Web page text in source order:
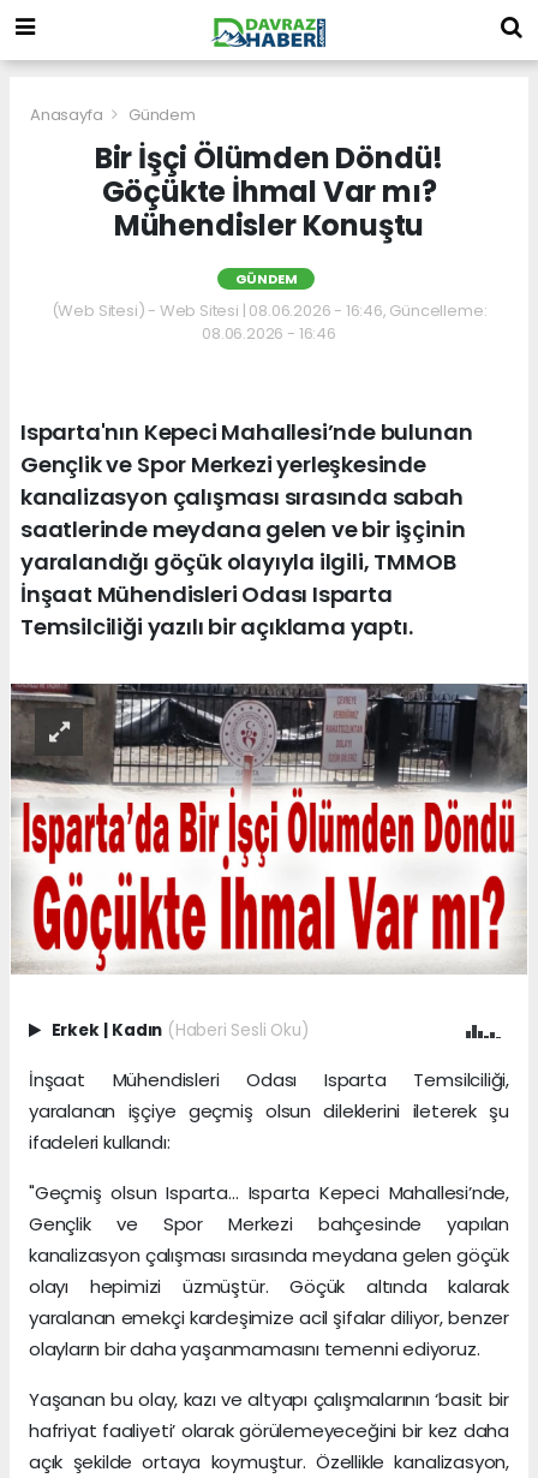
Anasayfa Gündem
Bir İşçi Ölümden Döndü!
Göçükte İhmal Var mı?
Mühendisler Konuştu
GÜNDEM
(Web Sitesi) - Web Sitesi | 08.06.2026 - 16:46, Güncelleme:
08.06.2026 - 16:46
Isparta'nın Kepeci Mahallesi’nde bulunan
Gençlik ve Spor Merkezi yerleşkesinde
kanalizasyon çalışması sırasında sabah
saatlerinde meydana gelen ve bir işçinin
yaralandığı göçük olayıyla ilgili, TMMOB
İnşaat Mühendisleri Odası Isparta
Temsilciliği yazılı bir açıklama yaptı.
Erkek | Kadın (Haberi Sesli Oku)
İnşaat Mühendisleri Odası Isparta Temsilciliği,
yaralanan işçiye geçmiş olsun dileklerini ileterek şu
ifadeleri kullandı:
"Geçmiş olsun Isparta… Isparta Kepeci Mahallesi’nde,
Gençlik ve Spor Merkezi bahçesinde yapılan
kanalizasyon çalışması sırasında meydana gelen göçük
olayı hepimizi üzmüştür. Göçük altında kalarak
yaralanan emekçi kardeşimize acil şifalar diliyor, benzer
olayların bir daha yaşanmamasını temenni ediyoruz.
Yaşanan bu olay, kazı ve altyapı çalışmalarının ‘basit bir
hafriyat faaliyeti’ olarak görülemeyeceğini bir kez daha
açık şekilde ortaya koymuştur. Özellikle kanalizasyon,